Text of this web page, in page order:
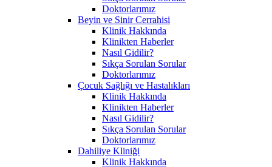
Doktorlarımız
Beyin ve Sinir Cerrahisi
Klinik Hakkında
Klinikten Haberler
Nasıl Gidilir?
Sıkça Sorulan Sorular
Doktorlarımız
Çocuk Sağlığı ve Hastalıkları
Klinik Hakkında
Klinikten Haberler
Nasıl Gidilir?
Sıkça Sorulan Sorular
Doktorlarımız
Dahiliye Kliniği
Klinik Hakkında